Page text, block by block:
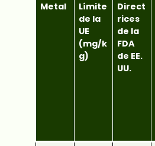
Metal
Límite
de la
UE
(mg/k
g)
Direct
rices
de la
FDA
de EE.
UU.